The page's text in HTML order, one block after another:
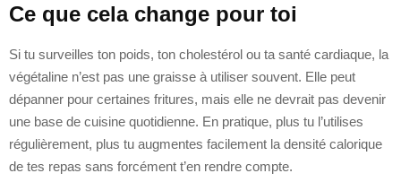
Ce que cela change pour toi
Si tu surveilles ton poids, ton cholestérol ou ta santé cardiaque, la
végétaline n’est pas une graisse à utiliser souvent. Elle peut
dépanner pour certaines fritures, mais elle ne devrait pas devenir
une base de cuisine quotidienne. En pratique, plus tu l’utilises
régulièrement, plus tu augmentes facilement la densité calorique
de tes repas sans forcément t’en rendre compte.